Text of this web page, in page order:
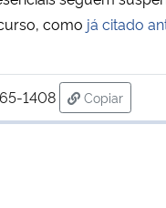
como já citado
1408
Copiar
para área